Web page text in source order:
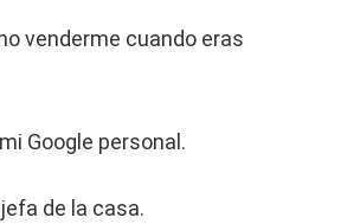
venderme cuando eras
Google personal.
de la casa.